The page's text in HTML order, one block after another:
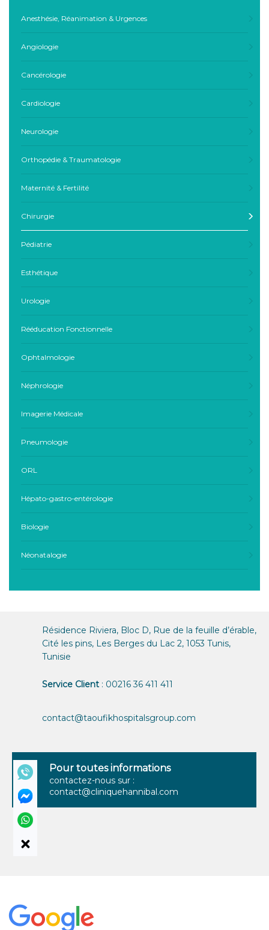
Anesthésie, Réanimation & Urgences
Angiologie
Cancérologie
Cardiologie
Neurologie
Orthopédie & Traumatologie
Maternité & Fertilité
Chirurgie
Pédiatrie
Esthétique
Urologie
Rééducation Fonctionnelle
Ophtalmologie
Néphrologie
Imagerie Médicale
Pneumologie
ORL
Hépato-gastro-entérologie
Biologie
Néonatalogie
Résidence Riviera, Bloc D, Rue de la feuille d’érable,
Cité les pins, Les Berges du Lac 2, 1053 Tunis,
Tunisie
Service Client : 00216 36 411 411
contact@taoufikhospitalsgroup.com
Pour toutes informations
contactez-nous sur :
contact@cliniquehannibal.com